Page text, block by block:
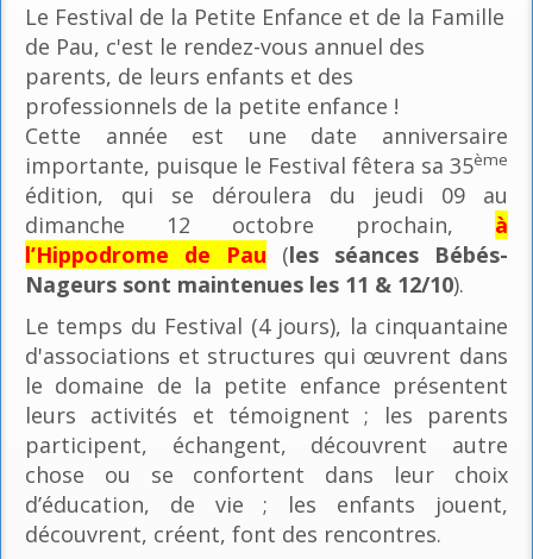
Le Festival de la Petite Enfance et de la Famille
de Pau, c'est le rendez-vous annuel des
parents, de leurs enfants et des
professionnels de la petite enfance !
Cette année est une date anniversaire
importante, puisque le Festival fêtera sa 35ème
édition, qui se déroulera du jeudi 09 au
dimanche 12 octobre prochain, à
l’Hippodrome de Pau (les séances Bébés-
Nageurs sont maintenues les 11 & 12/10).
Le temps du Festival (4 jours), la cinquantaine
d'associations et structures qui œuvrent dans
le domaine de la petite enfance présentent
leurs activités et témoignent ; les parents
participent, échangent, découvrent autre
chose ou se confortent dans leur choix
d’éducation, de vie ; les enfants jouent,
découvrent, créent, font des rencontres.